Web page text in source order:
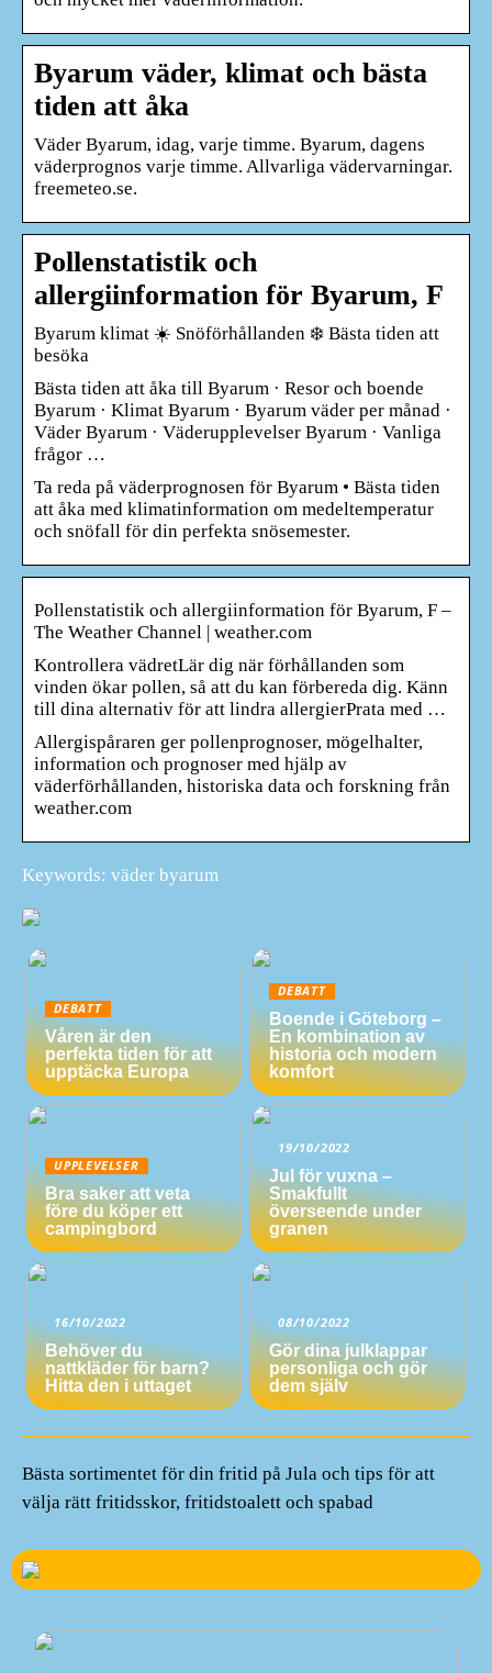
Byarum väder, klimat och bästa
tiden att åka
Väder Byarum, idag, varje timme. Byarum, dagens
väderprognos varje timme. Allvarliga vädervarningar.
freemeteo.se.
Pollenstatistik och
allergiinformation för Byarum, F
Byarum klimat ☀️ Snöförhållanden ❄️ Bästa tiden att
besöka
Bästa tiden att åka till Byarum · Resor och boende
Byarum · Klimat Byarum · Byarum väder per månad ·
Väder Byarum · Väderupplevelser Byarum · Vanliga
frågor …
Ta reda på väderprognosen för Byarum • Bästa tiden
att åka med klimatinformation om medeltemperatur
och snöfall för din perfekta snösemester.
Pollenstatistik och allergiinformation för Byarum, F –
The Weather Channel | weather.com
Kontrollera vädretLär dig när förhållanden som
vinden ökar pollen, så att du kan förbereda dig. Känn
till dina alternativ för att lindra allergierPrata med …
Allergispåraren ger pollenprognoser, mögelhalter,
information och prognoser med hjälp av
väderförhållanden, historiska data och forskning från
weather.com
Keywords: väder byarum
DEBATT
Våren är den
perfekta tiden för att
upptäcka Europa
DEBATT
Boende i Göteborg –
En kombination av
historia och modern
komfort
UPPLEVELSER
Bra saker att veta
före du köper ett
campingbord
19/10/2022
Jul för vuxna –
Smakfullt
överseende under
granen
16/10/2022
Behöver du
nattkläder för barn?
Hitta den i uttaget
08/10/2022
Gör dina julklappar
personliga och gör
dem själv
Bästa sortimentet för din fritid på Jula och tips för att
välja rätt fritidsskor, fritidstoalett och spabad